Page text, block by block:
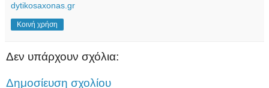
dytikosaxonas.gr
Κοινή χρήση
Δεν υπάρχουν σχόλια:
Δημοσίευση σχολίου